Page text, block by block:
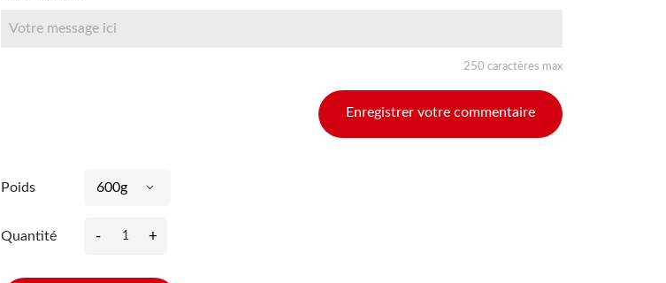
250 caractères max
Enregistrer votre commentaire
Poids
Quantité - +